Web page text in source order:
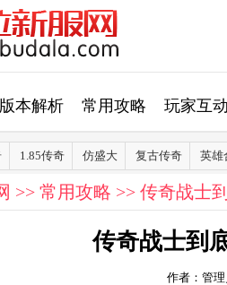
版本解析 常用攻略 玩家互
1.85传奇 仿盛大 复古传奇 英雄
>> 常用攻略 >> 传奇战士
传奇战士到
作者：管